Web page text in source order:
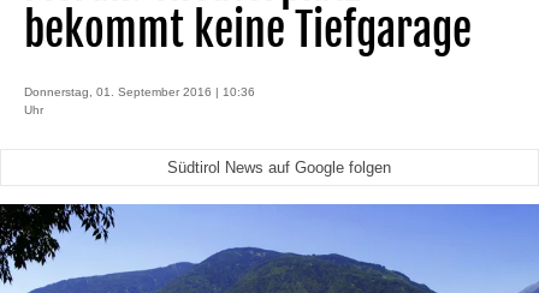
bekommt keine Tiefgarage
Donnerstag, 01. September 2016 | 10:36
Uhr
Südtirol News auf Google folgen